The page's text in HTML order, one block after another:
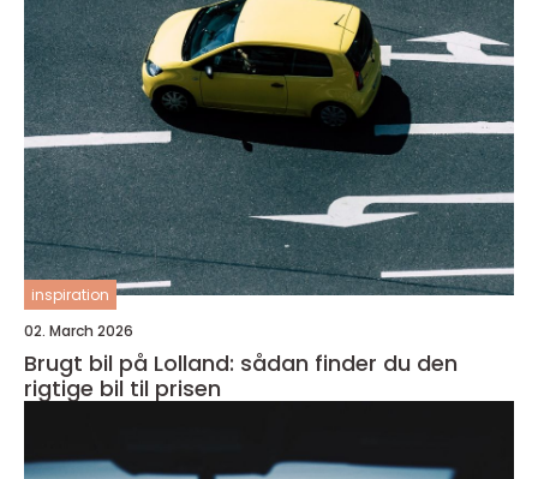
inspiration
02. March 2026
Brugt bil på Lolland: sådan finder du den
rigtige bil til prisen